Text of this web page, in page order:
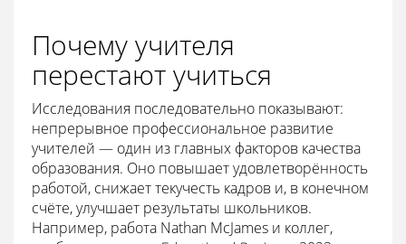
Почему учителя
перестают учиться
Исследования последовательно показывают:
непрерывное профессиональное развитие
учителей — один из главных факторов качества
образования. Оно повышает удовлетворённость
работой, снижает текучесть кадров и, в конечном
счёте, улучшает результаты школьников.
Например, работа Nathan McJames и коллег,